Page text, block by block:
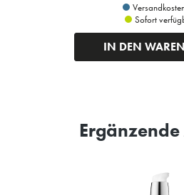
Sofort
IN DEN